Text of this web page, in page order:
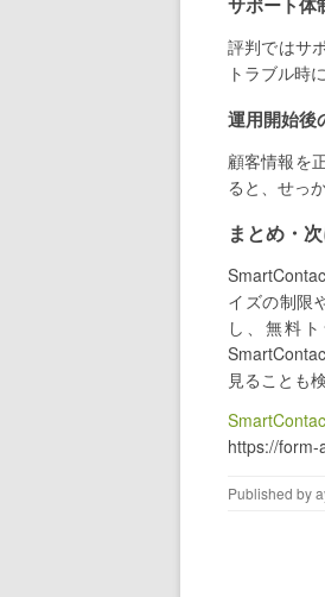
評判ではサ
トラブル時
運用開始後
顧客情報を
ると、せっ
まとめ・
イズの制限
し、無料
見ることも
https://form-
Published by